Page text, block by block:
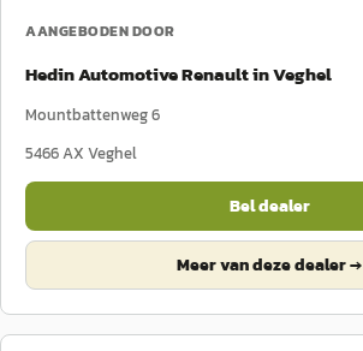
AANGEBODEN DOOR
Hedin Automotive Renault in Veghel
Mountbattenweg 6
5466 AX Veghel
Bel dealer
Meer van deze dealer →